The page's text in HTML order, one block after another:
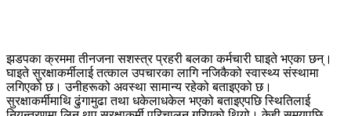
झडपका क्रममा तीनजना सशस्त्र प्रहरी बलका कर्मचारी घाइते भएका छन्।
घाइते सुरक्षाकर्मीलाई तत्काल उपचारका लागि नजिकैको स्वास्थ्य संस्थामा
लगिएको छ। उनीहरूको अवस्था सामान्य रहेको बताइएको छ।
सुरक्षाकर्मीमाथि ढुंगामुढा तथा धकेलाधकेल भएको बताइएपछि स्थितिलाई